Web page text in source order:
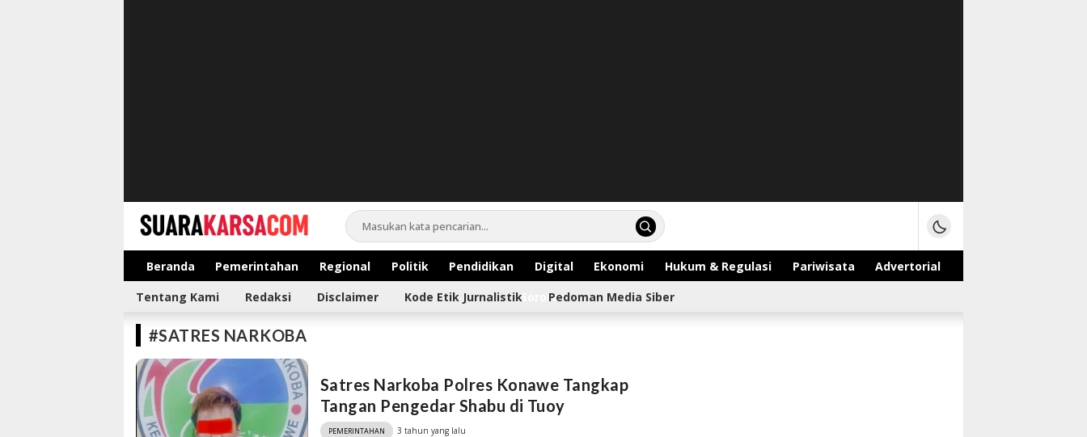
suarakarsa.com
Informasi terpercaya
Beranda Pemerintahan Regional Politik Pendidikan Digital Ekonomi Hukum & Regulasi Pariwisata
Advertorial
Sorotan
Tentang Kami Redaksi Disclaimer Kode Etik Jurnalistik Pedoman Media Siber
#SATRES NARKOBA
Satres Narkoba Polres Konawe Tangkap
Tangan Pengedar Shabu di Tuoy
PEMERINTAHAN 3 tahun yang lalu